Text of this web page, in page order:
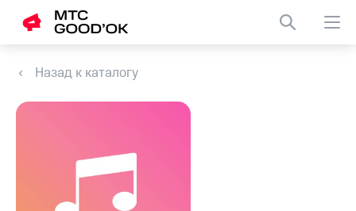
Назад к каталогу